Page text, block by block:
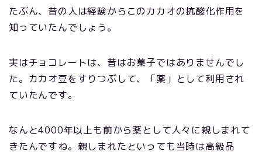
たぶん、昔の人は経験からこのカカオの抗酸化作用を
知っていたんでしょう。
実はチョコレートは、昔はお菓子ではありませんでし
た。カカオ豆をすりつぶして、「薬」として利用され
ていたんです。
なんと4000年以上も前から薬として人々に親しまれて
きたんですね。親しまれたといっても当時は高級品